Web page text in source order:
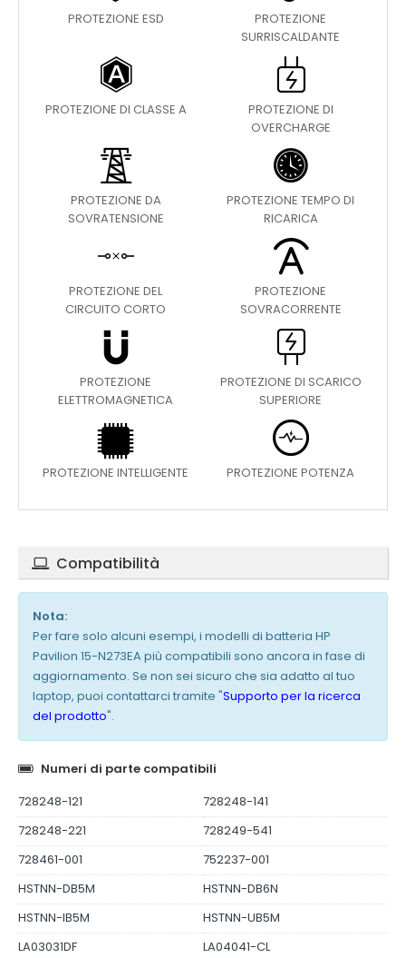
PROTEZIONE ESD
PROTEZIONE
SURRISCALDANTE
PROTEZIONE DI CLASSE A
PROTEZIONE DI
OVERCHARGE
PROTEZIONE DA
SOVRATENSIONE
PROTEZIONE TEMPO DI
RICARICA
PROTEZIONE DEL
CIRCUITO CORTO
PROTEZIONE
SOVRACORRENTE
PROTEZIONE
ELETTROMAGNETICA
PROTEZIONE DI SCARICO
SUPERIORE
PROTEZIONE INTELLIGENTE PROTEZIONE POTENZA
Compatibilità
Nota:
Per fare solo alcuni esempi, i modelli di batteria HP
Pavilion 15-N273EA più compatibili sono ancora in fase di
aggiornamento. Se non sei sicuro che sia adatto al tuo
laptop, puoi contattarci tramite "Supporto per la ricerca
del prodotto".
Numeri di parte compatibili
728248-121
728248-141
728248-221
728249-541
728461-001
752237-001
HSTNN-DB5M
HSTNN-DB6N
HSTNN-IB5M
HSTNN-UB5M
LA03031DF
LA04041-CL